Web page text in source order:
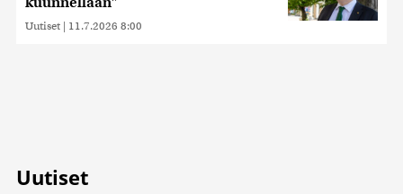
Uutiset | 11.7.2026 8:00
Uutiset